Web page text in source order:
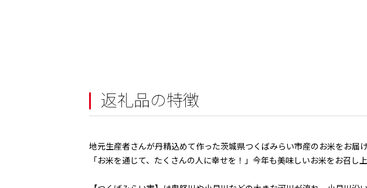
返礼品の特徴
地元生産者さんが丹精込めて作った茨城県つくばみらい市産のお米をお届け
「お米を通じて、たくさんの人に幸せを！」今年も美味しいお米をお召し